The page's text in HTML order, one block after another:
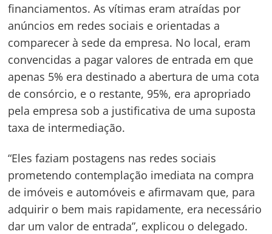
financiamentos. As vítimas eram atraídas por
anúncios em redes sociais e orientadas a
comparecer à sede da empresa. No local, eram
convencidas a pagar valores de entrada em que
apenas 5% era destinado a abertura de uma cota
de consórcio, e o restante, 95%, era apropriado
pela empresa sob a justificativa de uma suposta
taxa de intermediação.
“Eles faziam postagens nas redes sociais
prometendo contemplação imediata na compra
de imóveis e automóveis e afirmavam que, para
adquirir o bem mais rapidamente, era necessário
dar um valor de entrada”, explicou o delegado.